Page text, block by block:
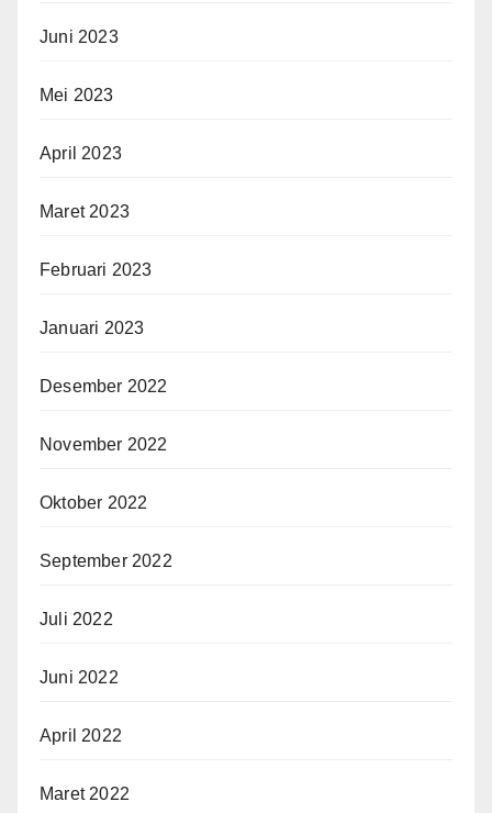
Juni 2023
Mei 2023
April 2023
Maret 2023
Februari 2023
Januari 2023
Desember 2022
November 2022
Oktober 2022
September 2022
Juli 2022
Juni 2022
April 2022
Maret 2022